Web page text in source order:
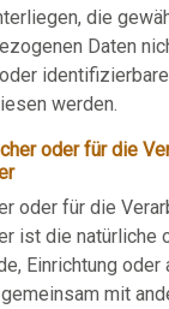
die
Daten
werden.
oder für die
oder für die
ist die natürliche
Einrichtung oder
mit